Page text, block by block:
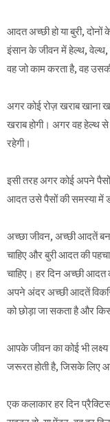
आदत अच्छी हो या बुरी, दोनों
इंसान के जीवन में हेल्थ,
वह जो काम करता है, वह
अगर कोई रोज़ खराब खाना
खराब होगी। अगर वह हेल्थ
रहेगी।
इसी तरह अगर कोई अपने
आदत उसे पैसों की समस्या में
अच्छा जीवन, अच्छी आदतें
चाहिए और बुरी आदत की
चाहिए। हर दिन अच्छी
अपने अंदर अच्छी आदतें
को छोड़ा जा सकता है और
आपके जीवन का कोई भी
जरूरत होती है, जिसके लिए
एक कलाकार हर दिन प्रैक्टिस